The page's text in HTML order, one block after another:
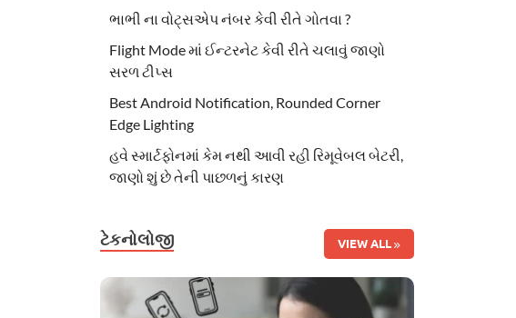
ભાભી ના વોટ્સએપ નંબર કેવી રીતે ગોતવા ?
Flight Mode માં ઈન્ટરનેટ કેવી રીતે ચલાવું જાણો
સરળ ટીપ્સ
Best Android Notification, Rounded Corner
Edge Lighting
હવે સ્માર્ટફોનમાં કેમ નથી આવી રહી રિમૂવેબલ બેટરી,
જાણો શું છે તેની પાછળનું કારણ
ટેકનોલોજી VIEW ALL